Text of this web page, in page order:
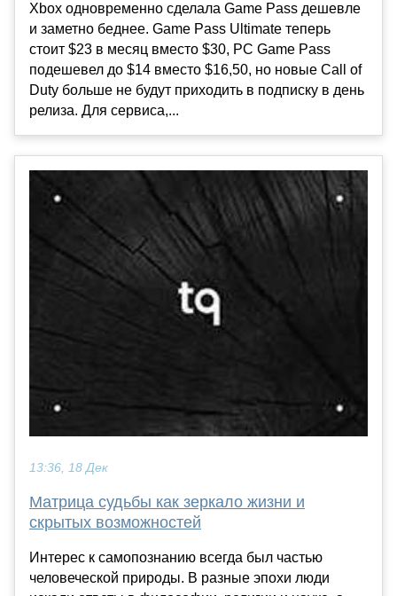
Xbox одновременно сделала Game Pass дешевле
и заметно беднее. Game Pass Ultimate теперь
стоит $23 в месяц вместо $30, PC Game Pass
подешевел до $14 вместо $16,50, но новые Call of
Duty больше не будут приходить в подписку в день
релиза. Для сервиса,...
13:36, 18 Дек
Матрица судьбы как зеркало жизни и
скрытых возможностей
Интерес к самопознанию всегда был частью
человеческой природы. В разные эпохи люди